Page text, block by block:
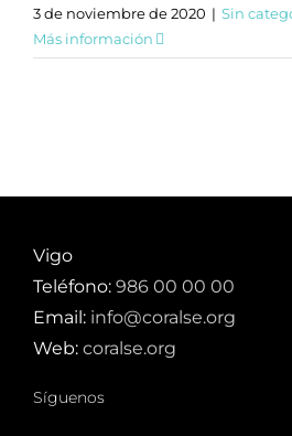
3 de noviembre de 2020 | Sin
Más información
Vigo
Teléfono: 986 00 00 00
Email: info@coralse.org
Web: coralse.org
Síguenos